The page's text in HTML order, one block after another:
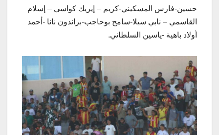
حسين-فارس المسكيني-كريم – إيريك كواسي – إسلام
القاسمي – نابي سيلا-سامح بوحاجب-براندون نانا -أحمد
أولاد باهية -ياسين السلطاني.